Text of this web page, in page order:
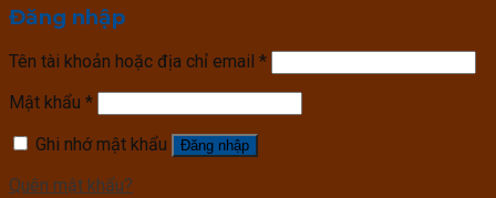
Đăng nhập
Tên tài khoản hoặc địa chỉ email *
Mật khẩu *
Ghi nhớ mật khẩu
Đăng nhập
Quên mật khẩu?